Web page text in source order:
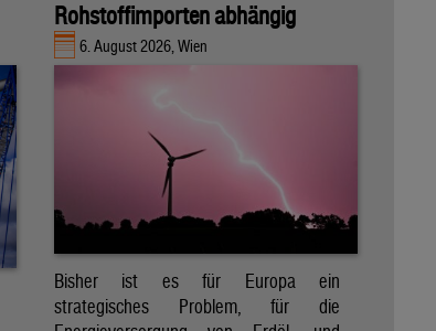
Rohstoffimporten abhängig
6. August 2026, Wien
Bisher ist es für Europa ein
strategisches Problem, für die